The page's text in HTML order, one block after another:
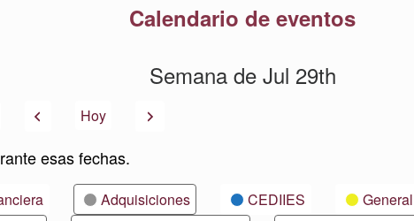
Calendario de eventos
Semana de Jul 29th
AnteriorHoy Siguiente
esas fechas.
Adquisiciones CEDIIES General